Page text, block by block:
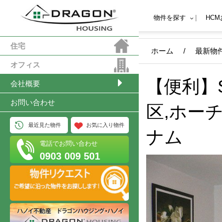
住宅
オフィス
会社概要
お問い合わせ
最近見た物件 お気に入り物件
電話でお問い合わせ
0903 009 501
物件を探す
ホーム / 最新物
【便利
区,ホー
ナム